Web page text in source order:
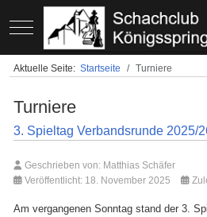
Mobile Menu Toggle
Aktuelle Seite: Startseite Turniere
Turniere
3. Spieltag Verbandsrunde 2025/
Geschrieben von: Matthias Schäfer
Veröffentlicht: 18. November 2025
Am vergangenen Sonntag stand der 3.